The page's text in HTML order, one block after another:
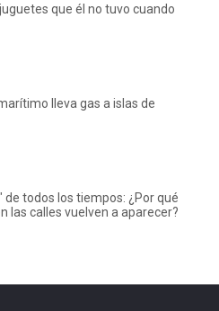
que él no tuvo cuando
lleva gas a islas de
de todos los tiempos: ¿Por qué
las calles vuelven a aparecer?